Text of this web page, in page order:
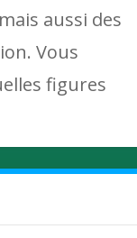
aussi des
Vous
figures